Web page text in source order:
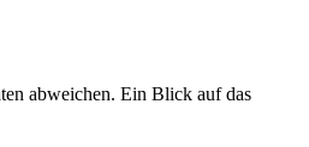
abweichen. Ein Blick auf das